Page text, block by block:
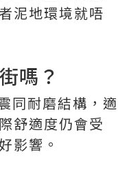
泥地環境就唔
嗎？
同耐磨結構，適
舒適度仍會受
影響。